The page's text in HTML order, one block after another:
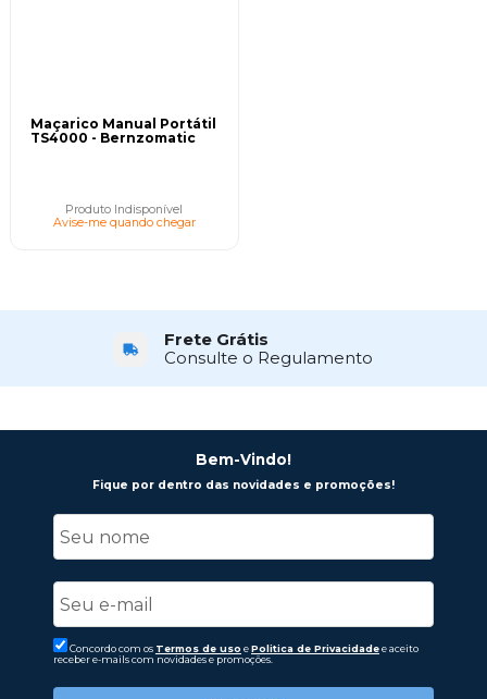
Maçarico Manual Portátil
TS4000 - Bernzomatic
Produto Indisponível
Avise-me quando chegar
Frete Grátis
Consulte o Regulamento
Bem-Vindo!
Fique por dentro das novidades e promoções!
Concordo com os Termos de uso ePolitica de Privacidadee aceito
receber e-mails com novidades e promoções.